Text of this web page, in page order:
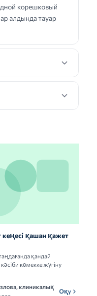
корешковый
алдында тауар
қашан қажет
қандай
көмекке жүгіну
клиникалық
Оқу